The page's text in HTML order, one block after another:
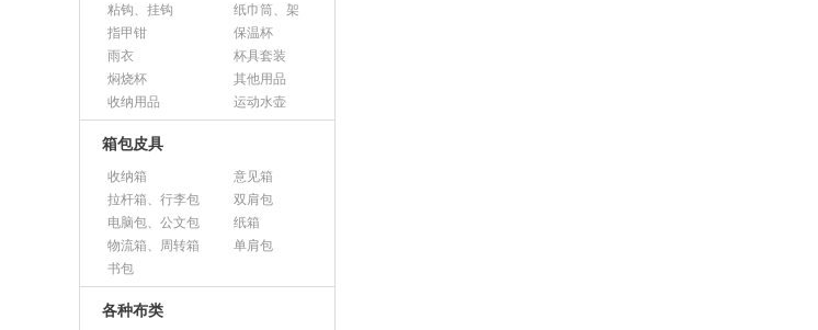
粘钩、挂钩
纸巾筒、架
指甲钳
保温杯
雨衣
杯具套装
焖烧杯
其他用品
收纳用品
运动水壶
箱包皮具
收纳箱
意见箱
拉杆箱、行李包
双肩包
电脑包、公文包
纸箱
物流箱、周转箱
单肩包
书包
各种布类